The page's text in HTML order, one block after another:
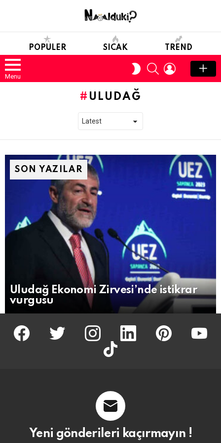
POPULER SICAK TREND
Menu
SWITCH
SKIN
SEARCHLOGIN
ULUDAĞ
SON YAZILAR
Uludağ Ekonomi Zirvesi’nde istikrar
vurgusu
facebook twitter İnstagram linkedin pinterest
tiktok
Yeni gönderileri kaçırmayın !